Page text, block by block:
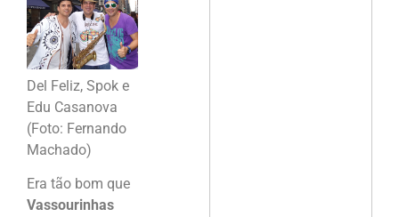
Del Feliz, Spok e
Edu Casanova
(Foto: Fernando
Machado)
Era tão bom que
Vassourinhas